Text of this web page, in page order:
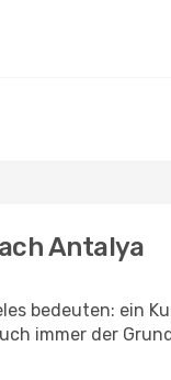
Antalya
bedeuten: ein
immer der